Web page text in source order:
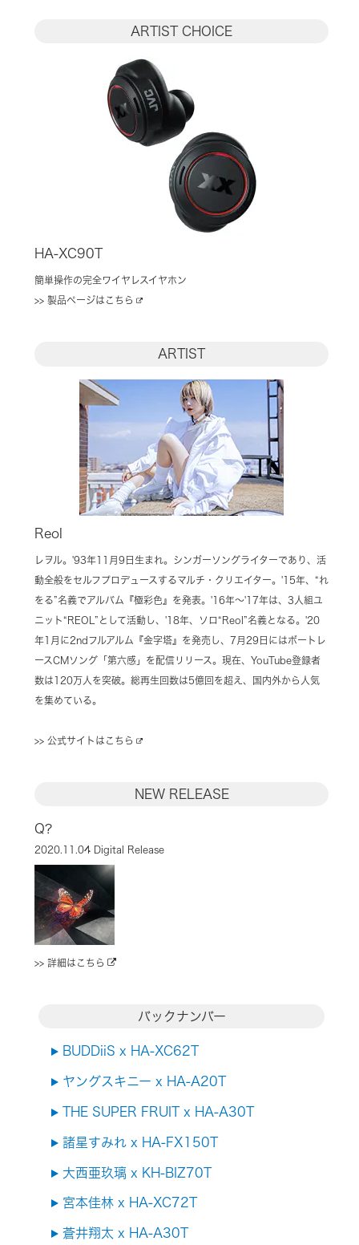
ARTIST CHOICE
HA-XC90T
簡単操作の完全ワイヤレスイヤホン
>> 製品ページはこちら
ARTIST
Reol
レヲル。'93年11月9日生まれ。シンガーソングライターであり、活
動全般をセルフプロデュースするマルチ・クリエイター。'15年、“れ
をる”名義でアルバム『極彩色』を発表。'16年〜'17年は、3人組ユ
ニット“REOL”として活動し、'18年、ソロ“Reol”名義となる。'20
年1月に2ndフルアルム『金字塔』を発売し、7月29日にはボートレ
ースCMソング「第六感」を配信リリース。現在、YouTube登録者
数は120万人を突破。総再生回数は5億回を超え、国内外から人気
を集めている。
>> 公式サイトはこちら
NEW RELEASE
Q?
2020.11.04 Digital Release
>> 詳細はこちら
バックナンバー
BUDDiiS x HA-XC62T
ヤングスキニー x HA-A20T
THE SUPER FRUIT x HA-A30T
諸星すみれ x HA-FX150T
大西亜玖璃 x KH-BIZ70T
宮本佳林 x HA-XC72T
蒼井翔太 x HA-A30T